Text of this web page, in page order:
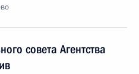
совета Агентства